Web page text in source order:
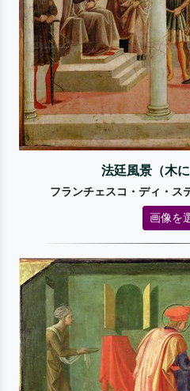
法廷風景（木に
フランチェスコ・ディ・ス
画像を